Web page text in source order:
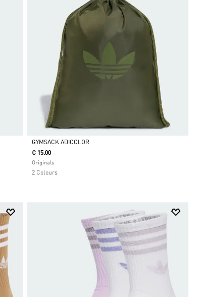
Da
GYMSACK ADICOLOR
€ 15.00
Originals
2 Colours